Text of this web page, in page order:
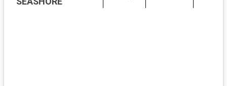
années 1930 avec ses bâtiments colorés et son ambiance